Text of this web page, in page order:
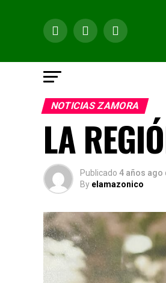
NOTICIAS ZAMORA
LA
Publicado 4 años ago
By elamazonico